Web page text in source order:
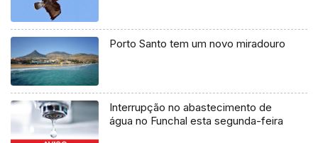
Porto Santo tem um novo miradouro
Interrupção no abastecimento de
água no Funchal esta segunda-feira